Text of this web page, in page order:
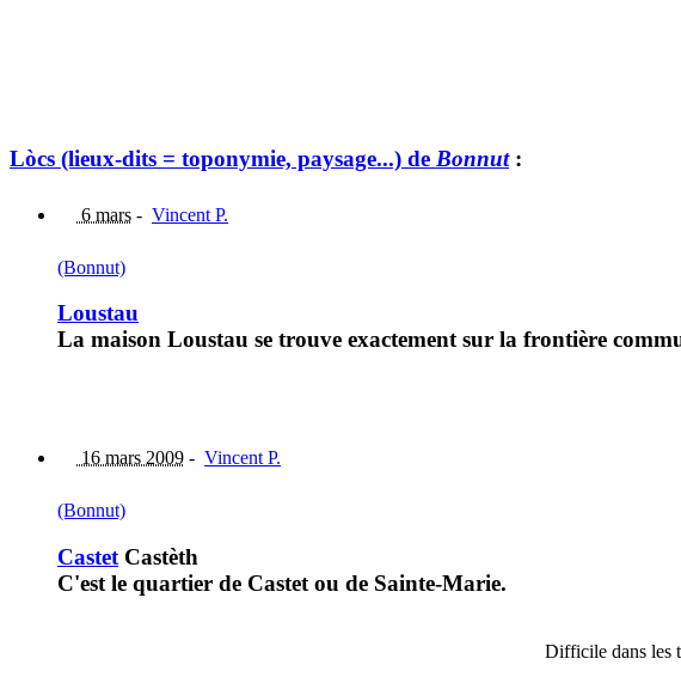
Lòcs (lieux-dits = toponymie, paysage...) de Bonnut:
6 mars - Vincent P.
(Bonnut)
Loustau
La maison Loustau se trouve exactement sur la frontière
16 mars 2009 - Vincent P.
(Bonnut)
Castet Castèth
C'est le quartier de Castet ou de Sainte-Marie.
Difficile dans les